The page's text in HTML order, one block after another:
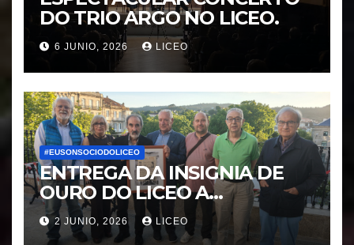
DO TRIO ARGO NO LICEO.
6 JUNIO, 2026 LICEO
#EUSONSOCIODOLICEO
ENTREGA DA INSIGNIA DE
OURO DO LICEO A
FRANCISCO NOVOA
RODRIGUEZ
2 JUNIO, 2026 LICEO